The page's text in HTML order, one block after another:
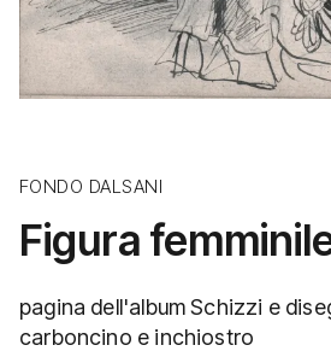
FONDO DALSANI
Figura
pagina dell'album Schizzi e
carboncino e inchiostro